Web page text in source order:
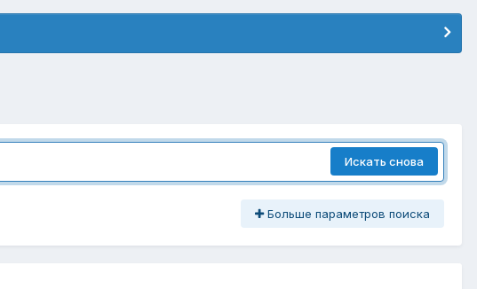
Искать снова
Больше параметров поиска